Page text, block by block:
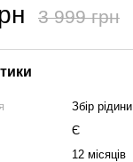
3 999 грн
Збір рідини
Є
12 місяців